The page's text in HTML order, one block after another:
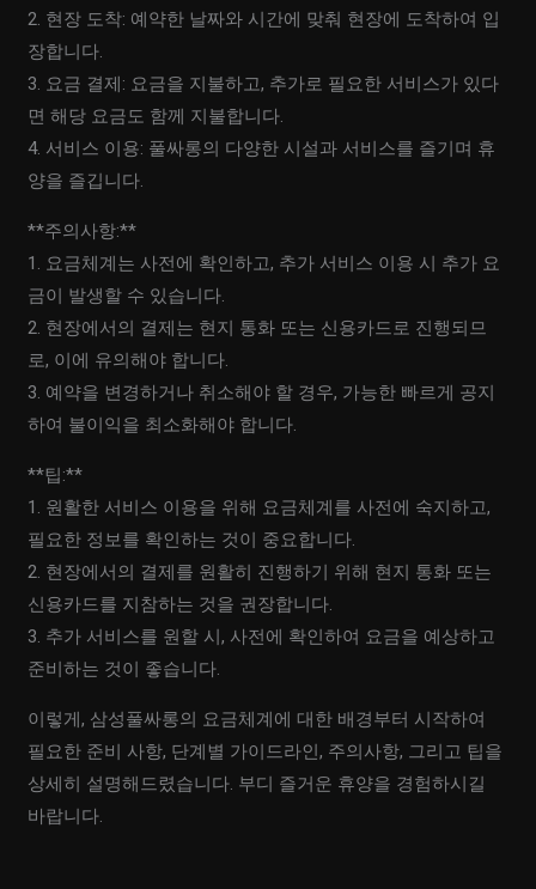
2. 현장 도착: 예약한 날짜와 시간에 맞춰 현장에 도착하여 입
장합니다.
3. 요금 결제: 요금을 지불하고, 추가로 필요한 서비스가 있다
면 해당 요금도 함께 지불합니다.
4. 서비스 이용: 풀싸롱의 다양한 시설과 서비스를 즐기며 휴
양을 즐깁니다.
**주의사항:**
1. 요금체계는 사전에 확인하고, 추가 서비스 이용 시 추가 요
금이 발생할 수 있습니다.
2. 현장에서의 결제는 현지 통화 또는 신용카드로 진행되므
로, 이에 유의해야 합니다.
3. 예약을 변경하거나 취소해야 할 경우, 가능한 빠르게 공지
하여 불이익을 최소화해야 합니다.
**팁:**
1. 원활한 서비스 이용을 위해 요금체계를 사전에 숙지하고,
필요한 정보를 확인하는 것이 중요합니다.
2. 현장에서의 결제를 원활히 진행하기 위해 현지 통화 또는
신용카드를 지참하는 것을 권장합니다.
3. 추가 서비스를 원할 시, 사전에 확인하여 요금을 예상하고
준비하는 것이 좋습니다.
이렇게, 삼성풀싸롱의 요금체계에 대한 배경부터 시작하여
필요한 준비 사항, 단계별 가이드라인, 주의사항, 그리고 팁을
상세히 설명해드렸습니다. 부디 즐거운 휴양을 경험하시길
바랍니다.